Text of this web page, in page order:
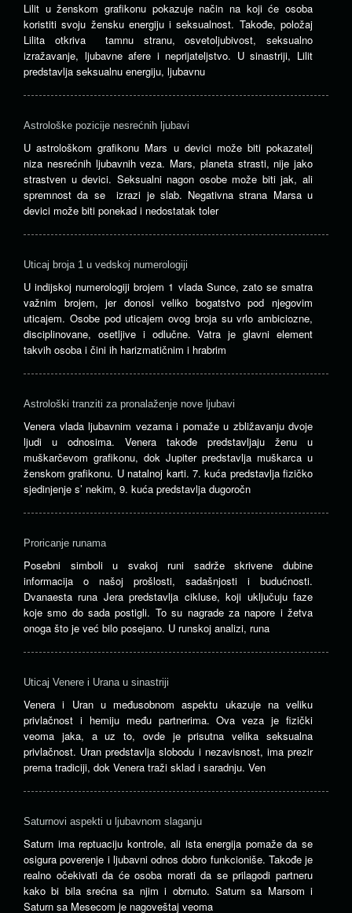
Lilit u ženskom grafikonu pokazuje način na koji će osoba
koristiti svoju žensku energiju i seksualnost. Takođe, položaj
Lilita otkriva tamnu stranu, osvetoljubivost, seksualno
izražavanje, ljubavne afere i neprijateljstvo. U sinastriji, Lilit
predstavlja seksualnu energiju, ljubavnu
Astrološke pozicije nesrećnih ljubavi
U astrološkom grafikonu Mars u devici može biti pokazatelj
niza nesrećnih ljubavnih veza. Mars, planeta strasti, nije jako
strastven u devici. Seksualni nagon osobe može biti jak, ali
spremnost da se izrazi je slab. Negativna strana Marsa u
devici može biti ponekad i nedostatak toler
Uticaj broja 1 u vedskoj numerologiji
U indijskoj numerologiji brojem 1 vlada Sunce, zato se smatra
važnim brojem, jer donosi veliko bogatstvo pod njegovim
uticajem. Osobe pod uticajem ovog broja su vrlo ambiciozne,
disciplinovane, osetljive i odlučne. Vatra je glavni element
takvih osoba i čini ih harizmatičnim i hrabrim
Astrološki tranziti za pronalaženje nove ljubavi
Venera vlada ljubavnim vezama i pomaže u zbližavanju dvoje
ljudi u odnosima. Venera takođe predstavljaju ženu u
muškarčevom grafikonu, dok Jupiter predstavlja muškarca u
ženskom grafikonu. U natalnoj karti. 7. kuća predstavlja fizičko
sjedinjenje s’ nekim, 9. kuća predstavlja dugoročn
Proricanje runama
Posebni simboli u svakoj runi sadrže skrivene dubine
informacija o našoj prošlosti, sadašnjosti i budućnosti.
Dvanaesta runa Jera predstavlja cikluse, koji uključuju faze
koje smo do sada postigli. To su nagrade za napore i žetva
onoga što je već bilo posejano. U runskoj analizi, runa
Uticaj Venere i Urana u sinastriji
Venera i Uran u međusobnom aspektu ukazuje na veliku
privlačnost i hemiju među partnerima. Ova veza je fizički
veoma jaka, a uz to, ovde je prisutna velika seksualna
privlačnost. Uran predstavlja slobodu i nezavisnost, ima prezir
prema tradiciji, dok Venera traži sklad i saradnju. Ven
Saturnovi aspekti u ljubavnom slaganju
Saturn ima reptuaciju kontrole, ali ista energija pomaže da se
osigura poverenje i ljubavni odnos dobro funkcioniše. Takođe je
realno očekivati ​​da će osoba morati da se prilagodi partneru
kako bi bila srećna sa njim i obrnuto. Saturn sa Marsom i
Saturn sa Mesecom je nagoveštaj veoma